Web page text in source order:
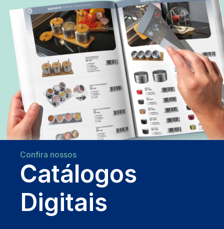
Confira nossos
Catálogos
Digitais